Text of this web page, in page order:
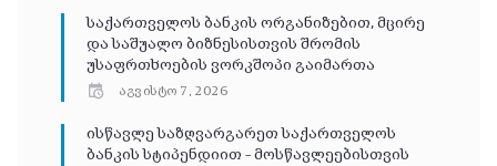
საქართველოს ბანკის ორგანიზებით, მცირე
და საშუალო ბიზნესისთვის შრომის
უსაფრთხოების ვორკშოპი გაიმართა
აგვისტო 7, 2026
ისწავლე საზღვარგარეთ საქართველოს
ბანკის სტიპენდიით – მოსწავლეებისთვის